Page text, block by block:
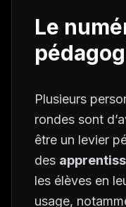
Le
Plusieurs
rondes sont
être un levier
des
les élèves en
usage,